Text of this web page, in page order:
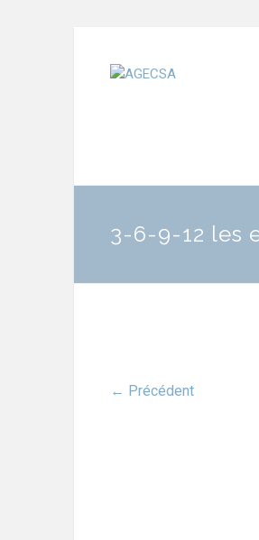
3-6-9-12 les
← Précédent